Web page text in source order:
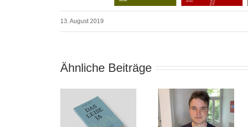
13. August 2019
Ähnliche Beiträge